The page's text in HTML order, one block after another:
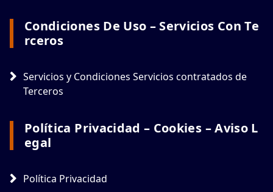
Condiciones De Uso – Servicios Con Te
Rceros
Servicios y Condiciones Servicios contratados de
Terceros
Política Privacidad – Cookies – Aviso L
Egal
Política Privacidad